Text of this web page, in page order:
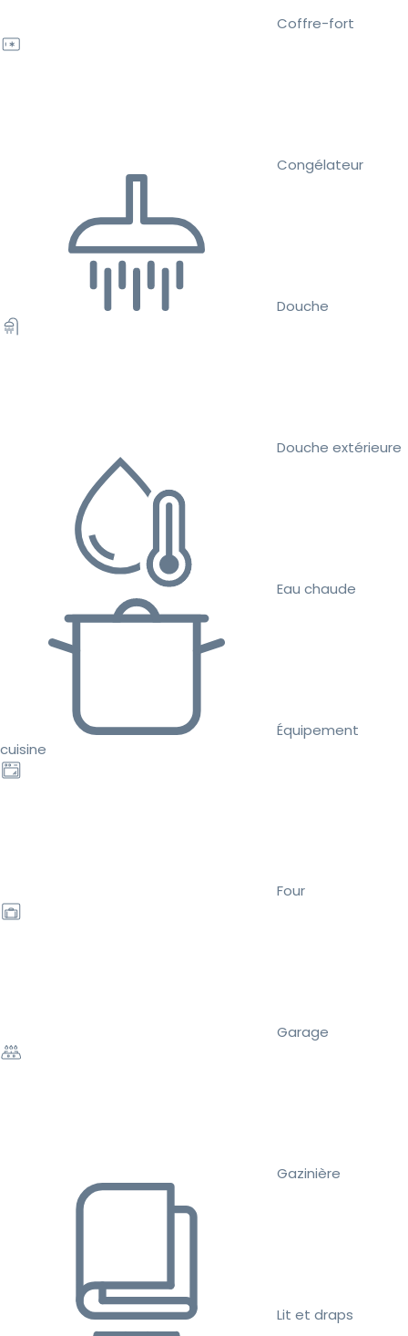
Coffre-fort
Congélateur
Douche
Douche extérieure
Eau chaude
Équipement
cuisine
Four
Garage
Gazinière
Lit et draps